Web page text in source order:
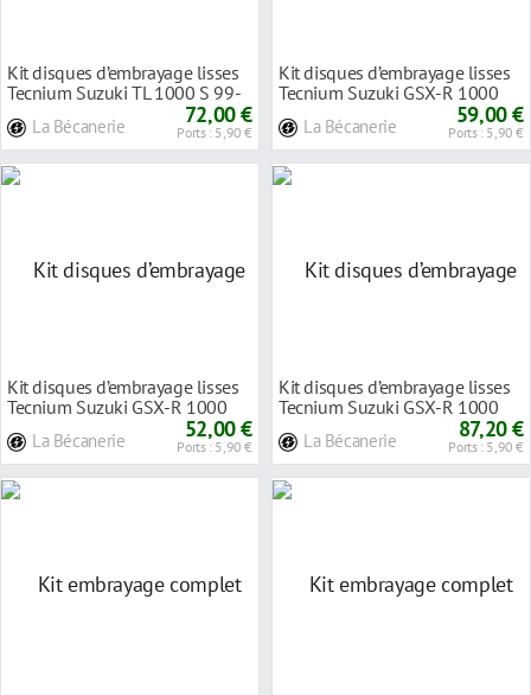
Kit disques d’embrayage lisses
Tecnium Suzuki TL 1000 S 99-
La Bécanerie 72,00 €
Ports : 5,90 €
Kit disques d’embrayage lisses
Tecnium Suzuki GSX-R 1000
La Bécanerie 59,00 €
Ports : 5,90 €
Kit disques d’embrayage lisses
Tecnium Suzuki GSX-R 1000
La Bécanerie 52,00 €
Ports : 5,90 €
Kit disques d’embrayage lisses
Tecnium Suzuki GSX-R 1000
La Bécanerie 87,20 €
Ports : 5,90 €